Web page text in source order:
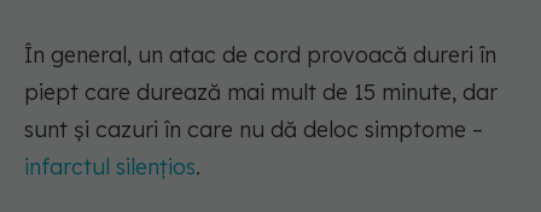
În general, un atac de cord provoacă dureri în
piept care durează mai mult de 15 minute, dar
sunt și cazuri în care nu dă deloc simptome –
infarctul silențios.